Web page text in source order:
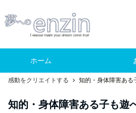
ホーム
感動をクリエイトする
知的・身体障害ある子も遊